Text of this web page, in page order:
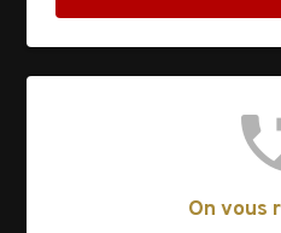
On vous